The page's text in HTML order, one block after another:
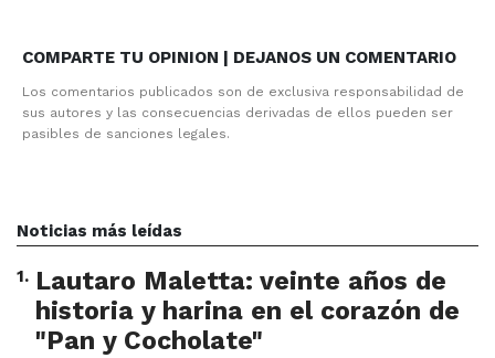
COMPARTE TU OPINION | DEJANOS UN COMENTARIO
Los comentarios publicados son de exclusiva responsabilidad de
sus autores y las consecuencias derivadas de ellos pueden ser
pasibles de sanciones legales.
Noticias más leídas
1. Lautaro Maletta: veinte años de
historia y harina en el corazón de
"Pan y Cocholate"